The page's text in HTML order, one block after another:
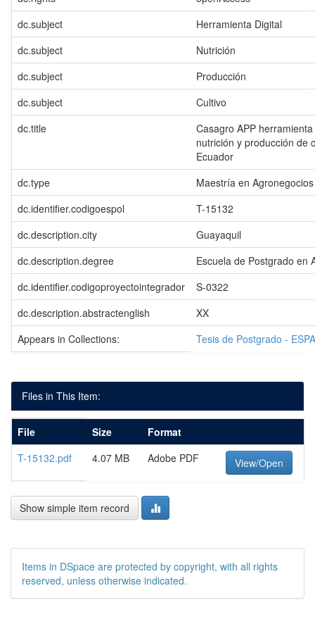
dc.subject
Herramienta Digital
dc.subject
Nutrición
dc.subject
Producción
dc.subject
Cultivo
dc.title
Casagro APP
nutrición y producción de
Ecuador
dc.type
Maestría en
dc.identifier.codigoespol
T-15132
dc.description.city
Guayaquil
dc.description.degree
Escuela de Postgrado en
dc.identifier.codigoproyectointegrador
S-0322
dc.description.abstractenglish
XX
Appears in Collections:
Tesis de Postgrado -
Files in This Item:
File Size
Format
T-15132.pdf
4.07 MB Adobe PDF View/Open
Show simple item record
Items in DSpace are protected by copyright, with all rights
reserved, unless otherwise indicated.